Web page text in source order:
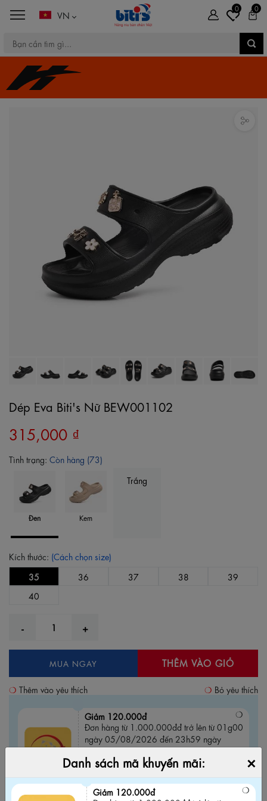
VN
0 0
Dép Eva Biti's Nữ BEW001102
315,000 ₫
Tình trạng: Còn hàng (73)
Đen Kem
Trắng
Kích thước: (Cách chọn size)
35
36 37 38
39
40
MUA NGAY THÊM VÀO GIỎ
Thêm vào yêu thích Bỏ yêu thích
Giảm 120.000đ
Đơn hàng từ 1.000.000đđ trở lên từ 01g00
ngày 05/08/2026 đến 23h59 ngày
05/08/2026
HSD:
Danh sách mã khuyến mãi: ×
Giảm 120.000đ